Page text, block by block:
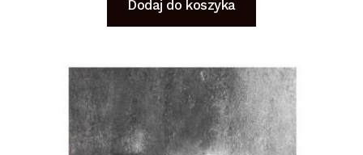
Dodaj do koszyka